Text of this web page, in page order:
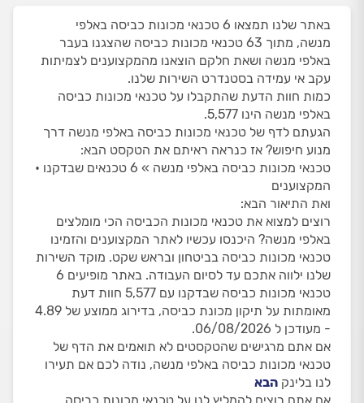
באתר שלנו תמצאו 6 טכנאי מכונות כביסה באלפי
מנשה, מתוך 63 טכנאי מכונות כביסה שהצגנו בעבר
באלפי מנשה ושאת חלקם הוצאנו מהמקצוענים לצמיתות
עקב אי עמידה בסטנדרט השירות שלנו.
כמות חוות הדעת שהתקבלו על טכנאי מכונות כביסה
באלפי מנשה הינו 5,577.
הגעתם לדף של טכנאי מכונות כביסה באלפי מנשה דרך
מנוע חיפוש? אז כנראה ראיתם את הטקסט הבא:
טכנאי מכונות כביסה באלפי מנשה » 6 טכנאים שבדקנו •
המקצוענים
ואת התיאור הבא:
רוצים למצוא את טכנאי מכונות הכביסה הכי מומלצים
באלפי מנשה? היכנסו עכשיו לאתר המקצוענים והזמינו
טכנאי מכונות כביסה בביטחון ובראש שקט. מוקד השירות
שלנו ילווה אתכם עד לסיום העבודה. באתר מופיעים 6
טכנאי מכונות כביסה שבדקנו עם 5,577 חוות דעת
מאומתות על תיקון מכונת כביסה, בדירוג ממוצע של 4.89
- מעודכן ל 06/08/2026.
אם אתם מרגישים שהטקסטים לא תואמים את הדף של
טכנאי מכונות כביסה באלפי מנשה, נודה לכם אם תעירו
לנו בלינק הבא